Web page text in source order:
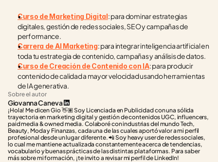
Curso de Marketing Digital: para dominar estrategias
digitales, gestión de redes sociales, SEO y campañas de
performance.
Carrera de AI Marketing: para integrar inteligencia artificial en
toda tu estrategia de contenido, campañas y análisis de datos.
Curso de Creación de Contenido con IA: para producir
contenido de calidad a mayor velocidad usando herramientas
de IA generativa.
Sobre el autor
Giovanna Caneva
¡Hola! Me dicen Gio 👋🏽 Soy Licenciada en Publicidad con una sólida
trayectoria en marketing digital y gestión de contenidos UGC, influencers,
paid media & owned media. Colaboré con industrias del mundo Tech,
Beauty, Moda y Finanzas, cada una de las cuales aportó valor a mi perfil
profesional desde un lugar diferente. 📲 Soy heavy user de redes sociales,
lo cual me mantiene actualizada constantemente acerca de tendencias,
vocabulario y buenas prácticas de las distintas plataformas. Para saber
más sobre mi formación, ¡te invito a revisar mi perfil de LinkedIn!